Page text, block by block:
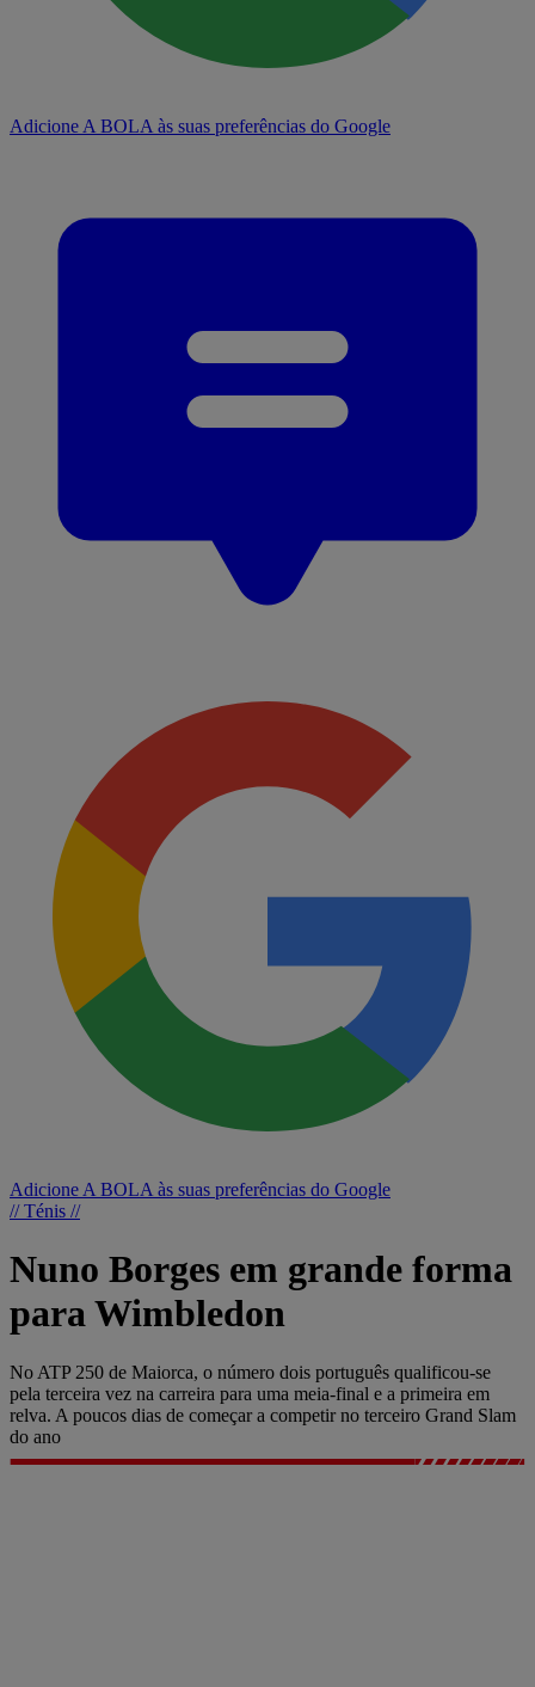
Adicione A BOLA às suas preferências do Google
Adicione A BOLA às suas preferências do Google
// Ténis //
Nuno Borges em grande forma
para Wimbledon
No ATP 250 de Maiorca, o número dois português qualificou-se
pela terceira vez na carreira para uma meia-final e a primeira em
relva. A poucos dias de começar a competir no terceiro Grand Slam
do ano